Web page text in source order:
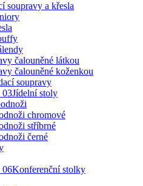
soupravy a křesla
čalouněné látkou
čalouněné koženkou
soupravy
Jídelní stoly
chromové
stříbrné
černé
Konferenční stolky